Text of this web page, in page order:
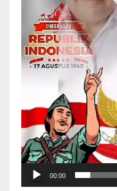
00:00